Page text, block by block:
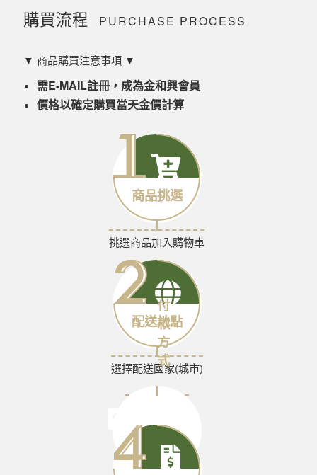
購買流程 PURCHASE PROCESS
▼ 商品購買注意事項 ▼
需E-MAIL註冊，成為金和興會員
價格以確定購買當天金價計算
商品挑選
挑選商品加入購物車
配送地點
選擇配送國家(城市)
付
款
方
式